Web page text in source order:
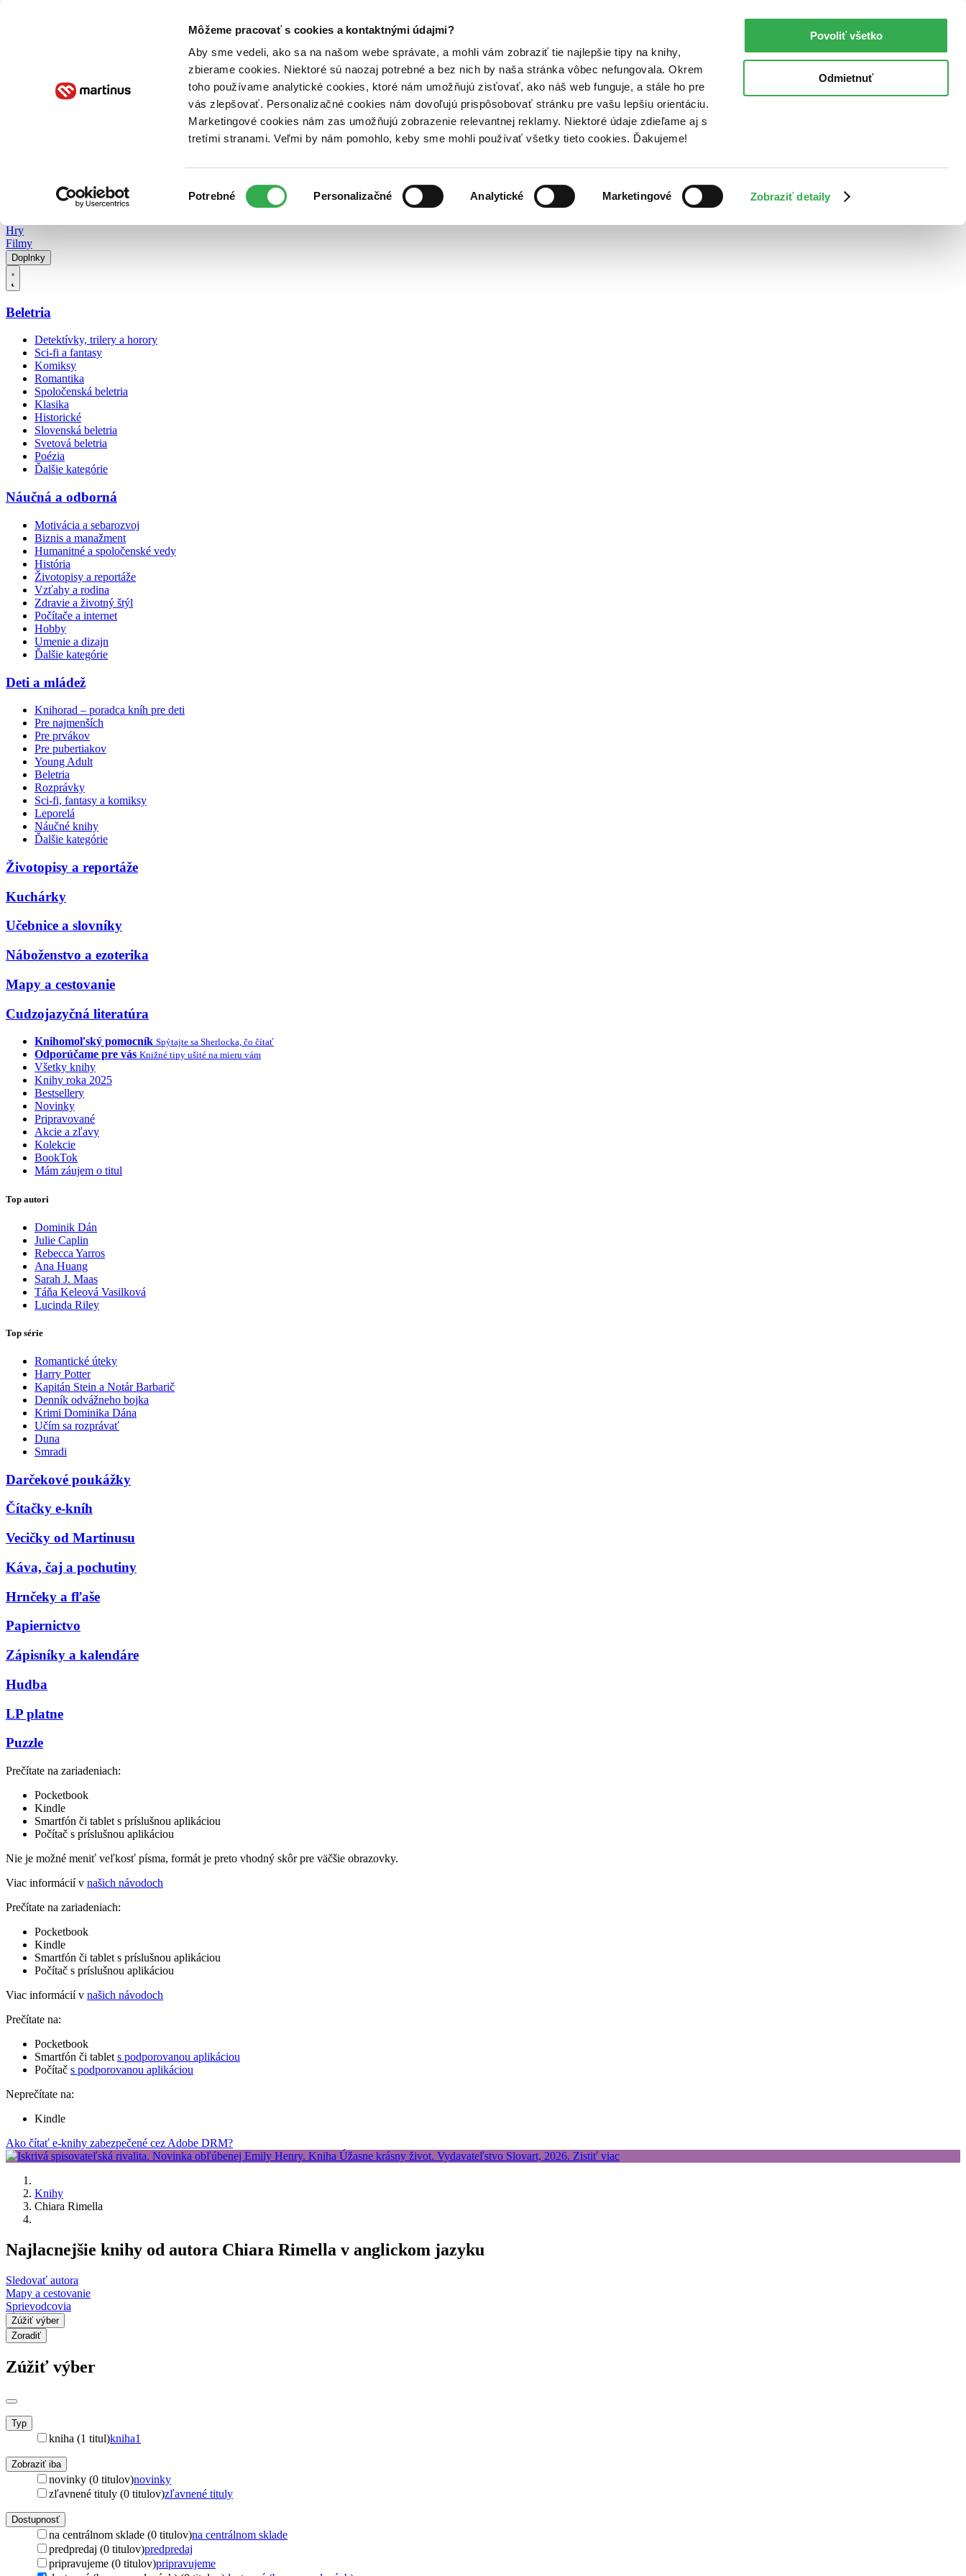
Môžeme pracovať s cookies a kontaktnými údajmi?
Aby sme vedeli, ako sa na našom webe správate, a mohli vám zobraziť tie najlepšie tipy na knihy,
zbierame cookies. Niektoré sú naozaj potrebné a bez nich by naša stránka vôbec nefungovala. Okrem
toho používame analytické cookies, ktoré nám umožňujú zisťovať, ako náš web funguje, a stále ho pre
vás zlepšovať. Personalizačné cookies nám dovoľujú prispôsobovať stránku pre vašu lepšiu orientáciu.
Marketingové cookies nám zas umožňujú zobrazenie relevantnej reklamy. Niektoré údaje zdieľame aj s
tretími stranami. Veľmi by nám pomohlo, keby sme mohli používať všetky tieto cookies. Ďakujeme!
súhlasu
Potrebné Personalizačné Analytické Marketingové Zobraziť detaily
Povoliť všetko
Odmietnuť
Poukážky Kontakt
Hry
Filmy
Doplnky
Beletria
Detektívky, trilery a horory
Sci-fi a fantasy
Komiksy
Romantika
Spoločenská beletria
Klasika
Historické
Slovenská beletria
Svetová beletria
Poézia
Ďalšie kategórie
Náučná a odborná
Motivácia a sebarozvoj
Biznis a manažment
Humanitné a spoločenské vedy
História
Životopisy a reportáže
Vzťahy a rodina
Zdravie a životný štýl
Počítače a internet
Hobby
Umenie a dizajn
Ďalšie kategórie
Deti a mládež
Knihorad – poradca kníh pre deti
Pre najmenších
Pre prvákov
Pre pubertiakov
Young Adult
Beletria
Rozprávky
Sci-fi, fantasy a komiksy
Leporelá
Náučné knihy
Ďalšie kategórie
Životopisy a reportáže
Kuchárky
Učebnice a slovníky
Náboženstvo a ezoterika
Mapy a cestovanie
Cudzojazyčná literatúra
Knihomoľský pomocník Spýtajte sa Sherlocka, čo čítať
Odporúčame pre vás Knižné tipy ušité na mieru vám
Všetky knihy
Knihy roka 2025
Bestsellery
Novinky
Pripravované
Akcie a zľavy
Kolekcie
BookTok
Mám záujem o titul
Top autori
Dominik Dán
Julie Caplin
Rebecca Yarros
Ana Huang
Sarah J. Maas
Táňa Keleová Vasilková
Lucinda Riley
Top série
Romantické úteky
Harry Potter
Kapitán Stein a Notár Barbarič
Denník odvážneho bojka
Krimi Dominika Dána
Učím sa rozprávať
Duna
Smradi
Darčekové poukážky
Čítačky e-kníh
Vecičky od Martinusu
Káva, čaj a pochutiny
Hrnčeky a fľaše
Papiernictvo
Zápisníky a kalendáre
Hudba
LP platne
Puzzle
Prečítate na zariadeniach:
Pocketbook
Kindle
Smartfón či tablet s príslušnou aplikáciou
Počítač s príslušnou aplikáciou
Nie je možné meniť veľkosť písma, formát je preto vhodný skôr pre väčšie obrazovky.
Viac informácií v našich návodoch
Prečítate na zariadeniach:
Pocketbook
Kindle
Smartfón či tablet s príslušnou aplikáciou
Počítač s príslušnou aplikáciou
Viac informácií v našich návodoch
Prečítate na:
Pocketbook
Smartfón či tablet s podporovanou aplikáciou
Počítač s podporovanou aplikáciou
Neprečítate na:
Kindle
Ako čítať e-knihy zabezpečené cez Adobe DRM?
Knihy
Chiara Rimella
Najlacnejšie knihy od autora Chiara Rimella v anglickom jazyku
Sledovať autora
Mapy a cestovanie
Sprievodcovia
Zúžiť výber
Zoradiť
Zúžiť výber
Typ
kniha (1 titul)kniha1
Zobraziť iba
novinky (0 titulov)novinky
zľavnené tituly (0 titulov)zľavnené tituly
Dostupnosť
na centrálnom sklade (0 titulov)na centrálnom sklade
predpredaj (0 titulov)predpredaj
pripravujeme (0 titulov)pripravujeme